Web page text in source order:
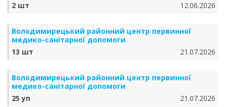
2 шт
12.06.2026
Володимирецький районний центр первинної
медико-санітарної допомоги
13 шт
21.07.2026
Володимирецький районний центр первинної
медико-санітарної допомоги
25 уп
21.07.2026